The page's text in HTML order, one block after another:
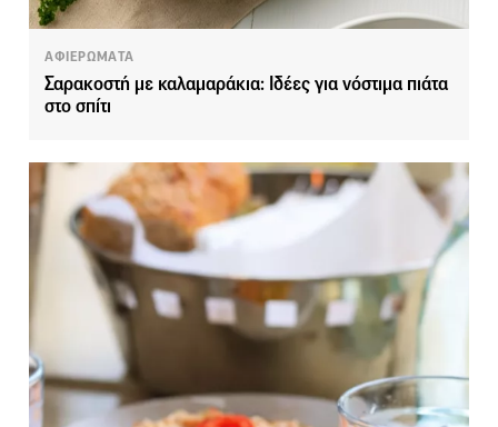
ΑΦΙΕΡΩΜΑΤΑ
Σαρακοστή με καλαμαράκια: Ιδέες για νόστιμα πιάτα
στο σπίτι